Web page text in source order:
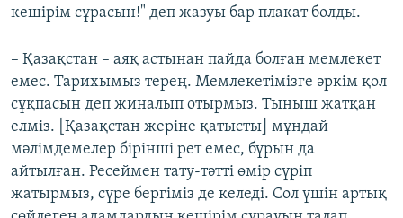
кешірім сұрасын!" деп жазуы бар плакат болды.
– Қазақстан – аяқ астынан пайда болған мемлекет
емес. Тарихымыз терең. Мемлекетімізге әркім қол
сұқпасын деп жиналып отырмыз. Тыныш жатқан
елміз. [Қазақcтан жеріне қатысты] мұндай
мәлімдемелер бірінші рет емес, бұрын да
айтылған. Ресеймен тату-тәтті өмір сүріп
жатырмыз, сүре бергіміз де келеді. Сол үшін артық